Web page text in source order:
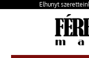
Elhunyt